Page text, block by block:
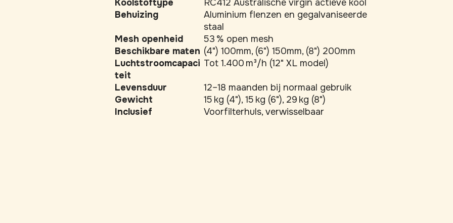
Koolstoftype
RC412 Australische virgin actieve kool
Behuizing
Aluminium flenzen en gegalvaniseerde
staal
Mesh openheid
53 % open mesh
Beschikbare maten (4") 100mm, (6") 150mm, (8") 200mm
Luchtstroomcapaci
teit
Tot 1.400 m³/h (12" XL model)
Levensduur
12–18 maanden bij normaal gebruik
Gewicht
15 kg (4"), 15 kg (6"), 29 kg (8")
Inclusief
Voorfilterhuls, verwisselbaar